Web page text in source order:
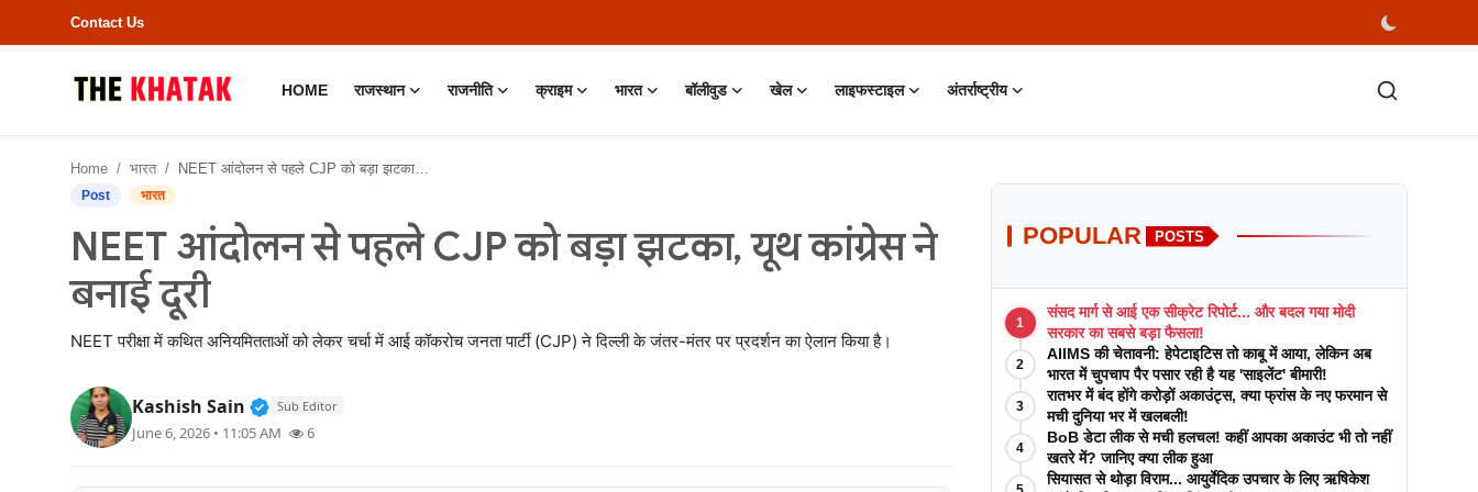
Contact Us
HOME राजस्थान राजनीति क्राइम भारत बॉलीवुड खेल लाइफस्टाइल अंतर्राष्ट्रीय
Contact Us
राजनीति
Home भारत NEET आंदोलन से पहले CJP को बड़ा झटका, यूथ कांग्रेस ने बनाई दूरी
Post भारत
NEET आंदोलन से पहले CJP को बड़ा झटका, यूथ कांग्रेस ने
बनाई दूरी
NEET परीक्षा में कथित अनियमितताओं को लेकर चर्चा में आई कॉकरोच जनता पार्टी (CJP) ने दिल्ली के जंतर-मंतर पर प्रदर्शन का ऐलान किया है।
Kashish Sain Verified Public Figure • 11 Jun, 2026
Sub Editor
June 6, 2026 • 11:05 AM 6
POPULAR POSTS
1
संसद मार्ग से आई एक सीक्रेट रिपोर्ट... और बदल गया मोदी
सरकार का सबसे बड़ा फैसला!
2
AIIMS की चेतावनी: हेपेटाइटिस तो काबू में आया, लेकिन अब
भारत में चुपचाप पैर पसार रही है यह 'साइलेंट' बीमारी!
3
रातभर में बंद होंगे करोड़ों अकाउंट्स, क्या फ्रांस के नए फरमान से
मची दुनिया भर में खलबली!
4
BoB डेटा लीक से मची हलचल! कहीं आपका अकाउंट भी तो नहीं
खतरे में? जानिए क्या लीक हुआ
सियासत से थोड़ा विराम... आयुर्वेदिक उपचार के लिए ऋषिकेश